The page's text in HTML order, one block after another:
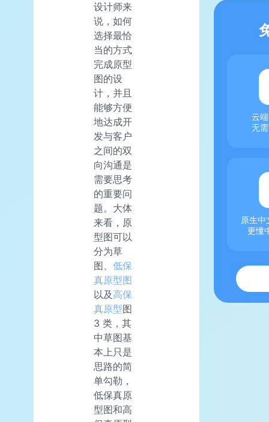
设计师来
说，如何
选择最恰
当的方式
完成原型
图的设
计，并且
能够方便
地达成开
发与客户
之间的双
向沟通是
需要思考
的重要问
题。大体
来看，原
型图可以
分为草
图、 低保
真原型图
以及高保
真原型图
3 类，其
中草图基
本上只是
思路的简
单勾勒，
低保真原
型图和高
云
无
原生中
更懂